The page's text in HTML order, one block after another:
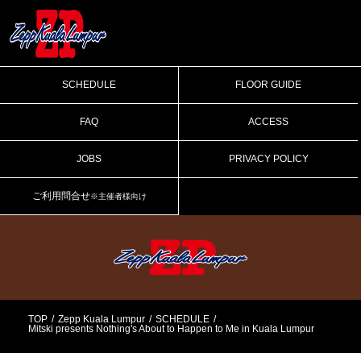
SCHEDULE FLOOR GUIDE
FAQ ACCESS
JOBS PRIVACY POLICY
ご利用問合せ※主催者様向け
TOP Zepp Kuala Lumpur
SCHEDULE
Mitski presents Nothing's About to Happen to Me in Kuala Lumpur